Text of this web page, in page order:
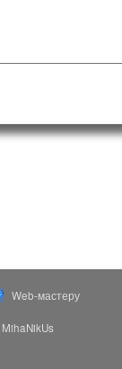
Web-мастеру
MihaNikUs